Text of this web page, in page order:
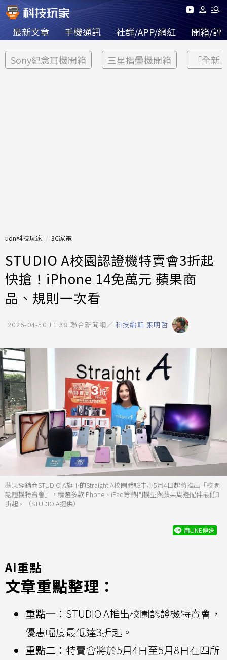
最新文章 手機通訊 社群/APP/網紅 開箱/評
Sony紀念耳機開箱 三星摺疊機開箱 「全新
udn科技玩家 3C家電
STUDIO A校園認證機特賣會3折起
快搶！iPhone 14免萬元 蘋果商
品、規則一次看
2026-04-30 11:38 聯合新聞網／ 科技編輯 張明哲
蘋果經銷商STUDIO A旗下的Straight A校園體驗中心5月4日起將推出「校園
認證機特賣會」，精選多款iPhone、iPad等熱門機型與蘋果周邊配件最低3
折起。（STUDIO A提供）
用LINE傳送
AI重點
文章重點整理：
重點一： STUDIO A推出校園認證機特賣會，
優惠幅度最低達3折起。
重點二： 特賣會將於5月4日至5月8日在四所